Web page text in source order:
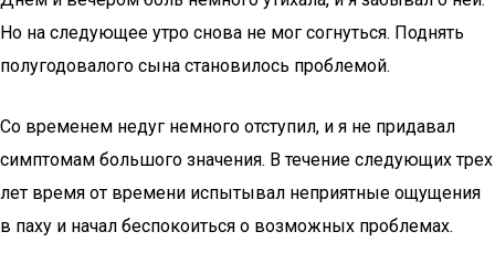
Но на следующее утро снова не мог согнуться. Поднять
полугодовалого сына становилось проблемой.
Со временем недуг немного отступил, и я не придавал
симптомам большого значения. В течение следующих трех
лет время от времени испытывал неприятные ощущения
в паху и начал беспокоиться о возможных проблемах.